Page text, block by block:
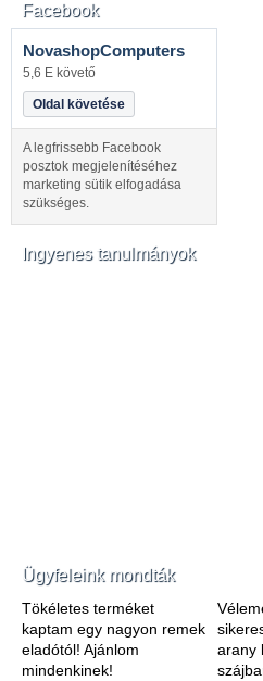
Facebook
NovashopComputers
5,6 E követő
Oldal követése
A legfrissebb Facebook
posztok megjelenítéséhez
marketing sütik elfogadása
szükséges.
Ingyenes tanulmányok
Ügyfeleink mondták
Tökéletes terméket
kaptam egy nagyon remek
eladótól! Ajánlom
mindenkinek!
arany